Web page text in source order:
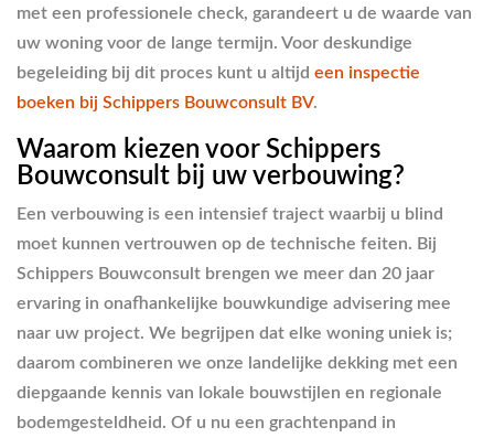
met een professionele check, garandeert u de waarde van
uw woning voor de lange termijn. Voor deskundige
begeleiding bij dit proces kunt u altijd een inspectie
boeken bij Schippers Bouwconsult BV.
Waarom kiezen voor Schippers
Bouwconsult bij uw verbouwing?
Een verbouwing is een intensief traject waarbij u blind
moet kunnen vertrouwen op de technische feiten. Bij
Schippers Bouwconsult brengen we meer dan 20 jaar
ervaring in onafhankelijke bouwkundige advisering mee
naar uw project. We begrijpen dat elke woning uniek is;
daarom combineren we onze landelijke dekking met een
diepgaande kennis van lokale bouwstijlen en regionale
bodemgesteldheid. Of u nu een grachtenpand in